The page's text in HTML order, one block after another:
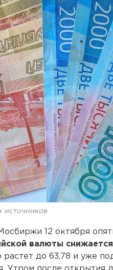
источников
12 октября
валюты
растет до 63,78 и уже